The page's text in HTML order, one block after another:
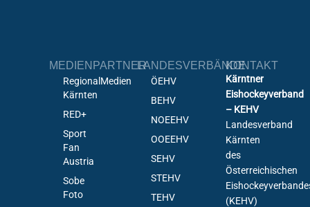
MEDIENPARTNER
RegionalMedien
Kärnten
RED+
Sport
Fan
Austria
Sobe
Foto
LANDESVERBÄNDE
ÖEHV
BEHV
NOEEHV
OOEEHV
SEHV
STEHV
TEHV
KONTAKT
Kärntner
Eishockeyverband
– KEHV
Landesverband
Kärnten
des
Österreichischen
(KEHV)